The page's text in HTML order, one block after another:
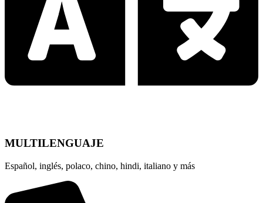
MULTILENGUAJE
Español, inglés, polaco, chino, hindi, italiano y más